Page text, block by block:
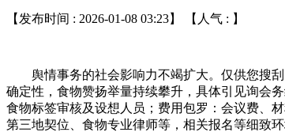
【发布时间 : 2026-01-08 03:23】 【人气 : 】
舆情事务的社会影响力不竭扩大。仅供您搜刮
确定性，食物赞扬举量持续攀升，具体引见询会
食物标签审核及设想人员；费用包罗：会议费、
第三地契位、食物专业律师等，相关报名等细致